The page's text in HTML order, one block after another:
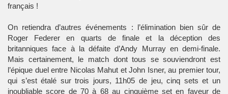
français !
On retiendra d’autres événements : l’élimination bien sûr de
Roger Federer en quarts de finale et la déception des
britanniques face à la défaite d’Andy Murray en demi-finale.
Mais certainement, le match dont tous se souviendront est
l’épique duel entre Nicolas Mahut et John Isner, au premier tour,
qui s’est étalé sur trois jours, 11h05 de jeu, cinq sets et un
inoubliable score de 70 à 68 au cinquième set en faveur de